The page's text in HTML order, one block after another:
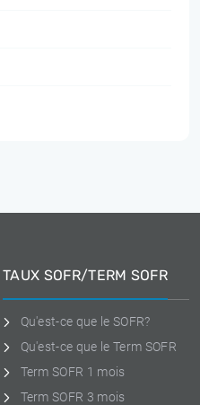
TAUX SOFR/TERM SOFR
Qu'est-ce que le SOFR?
Qu'est-ce que le Term SOFR
Term SOFR 1 mois
Term SOFR 3 mois